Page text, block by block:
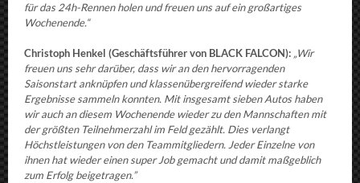
für das 24h-Rennen holen und freuen uns auf ein großartiges
Wochenende.“
Christoph Henkel (Geschäftsführer von BLACK FALCON): „Wir
freuen uns sehr darüber, dass wir an den hervorragenden
Saisonstart anknüpfen und klassenübergreifend wieder starke
Ergebnisse sammeln konnten. Mit insgesamt sieben Autos haben
wir auch an diesem Wochenende wieder zu den Mannschaften mit
der größten Teilnehmerzahl im Feld gezählt. Dies verlangt
Höchstleistungen von den Teammitgliedern. Jeder Einzelne von
ihnen hat wieder einen super Job gemacht und damit maßgeblich
zum Erfolg beigetragen.”